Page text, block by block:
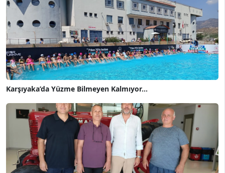
Karşıyaka’da Yüzme Bilmeyen Kalmıyor...